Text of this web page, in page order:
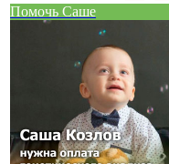
Помочь Саше